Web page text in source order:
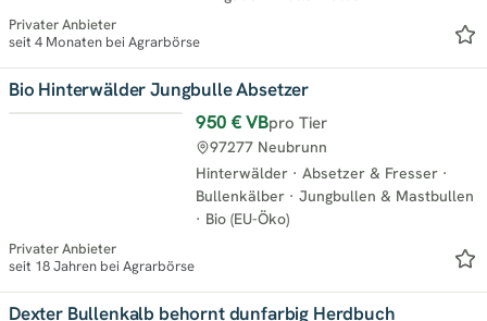
Privater Anbieter
seit 4 Monaten bei Agrarbörse
Bio Hinterwälder Jungbulle Absetzer
950 €VBpro Tier
Hinterwälder · Absetzer & Fresser ·
Bullenkälber · Jungbullen & Mastbullen
· Bio (EU-Öko)
97277 Neubrunn
Privater Anbieter
seit 18 Jahren bei Agrarbörse
Dexter Bullenkalb behornt dunfarbig Herdbuch